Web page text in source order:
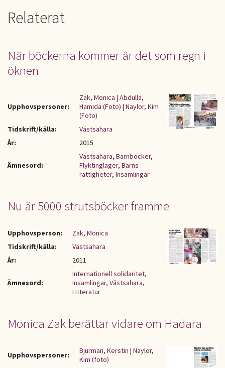
Relaterat
När böckerna kommer är det som regn i
öknen
Upphovspersoner:
Zak, Monica | Abdulla,
Hamida (Foto) | Naylor, Kim
(Foto)
Tidskrift/källa:
Västsahara
År:
2015
Ämnesord:
Västsahara, Barnböcker,
Flyktingläger, Barns
rättigheter, Insamlingar
Nu är 5000 strutsböcker framme
Upphovsperson:
Zak, Monica
Tidskrift/källa:
Västsahara
År:
2011
Ämnesord:
Internationell solidaritet,
Insamlingar, Västsahara,
Litteratur
Monica Zak berättar vidare om Hadara
Upphovspersoner: Bjurman, Kerstin | Naylor,
Kim (foto)